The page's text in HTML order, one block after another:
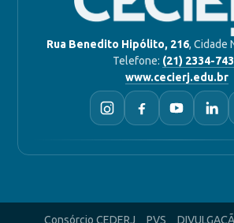
Rua Benedito Hipólito, 216, Cidade
Telefone: (21) 2334-
www.cecierj.edu.br
Consórcio CEDERJ PVS